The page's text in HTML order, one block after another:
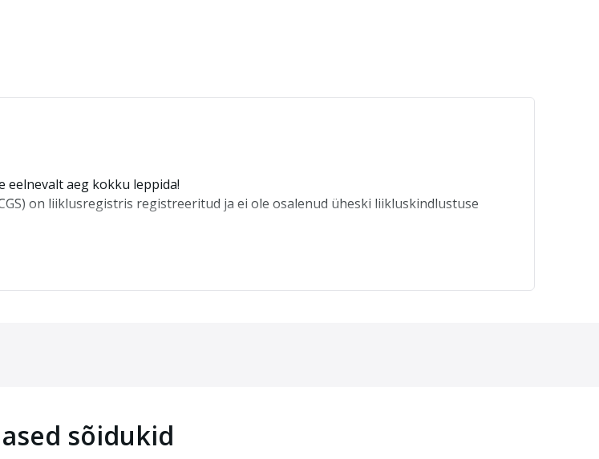
eelnevalt aeg kokku leppida!
on liiklusregistris registreeritud ja ei ole osalenud üheski liikluskindlustuse
sõidukid